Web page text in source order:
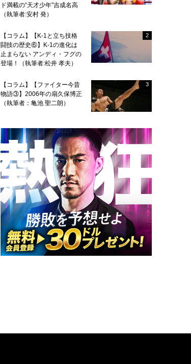
ド満載の“天才少年”吉成名高
（執筆者:安村 発）
【コラム】【K-1と立ち技格
闘技の歴史⑥】K-1の進化は
止まらない アンディ・フグの
登場！（執筆者:松井 孝夫）
2
【コラム】【ファイター今昔
物語③】2006年の扇久保博正
（執筆者：亀池 聖二朗）
3